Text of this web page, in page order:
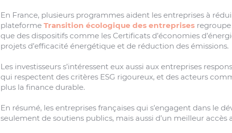
En France, plusieurs programmes aident les entreprises à
plateforme Transition écologique des entreprisesregroupe
que des dispositifs comme les Certificats d’économies
projets d’efficacité énergétique et de réduction des émissions.
Les investisseurs s’intéressent eux aussi aux entreprises
qui respectent des critères ESG rigoureux, et des acteurs
plus la finance durable.
En résumé, les entreprises françaises qui s’engagent dans le
seulement de soutiens publics, mais aussi d’un meilleur accès